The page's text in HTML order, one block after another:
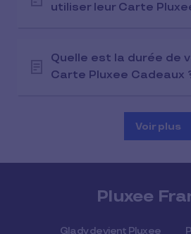
utiliser leur Carte
Quelle est la durée de
Carte Pluxee Cadeaux
Voir plus
Pluxee
Glady devient Pluxee